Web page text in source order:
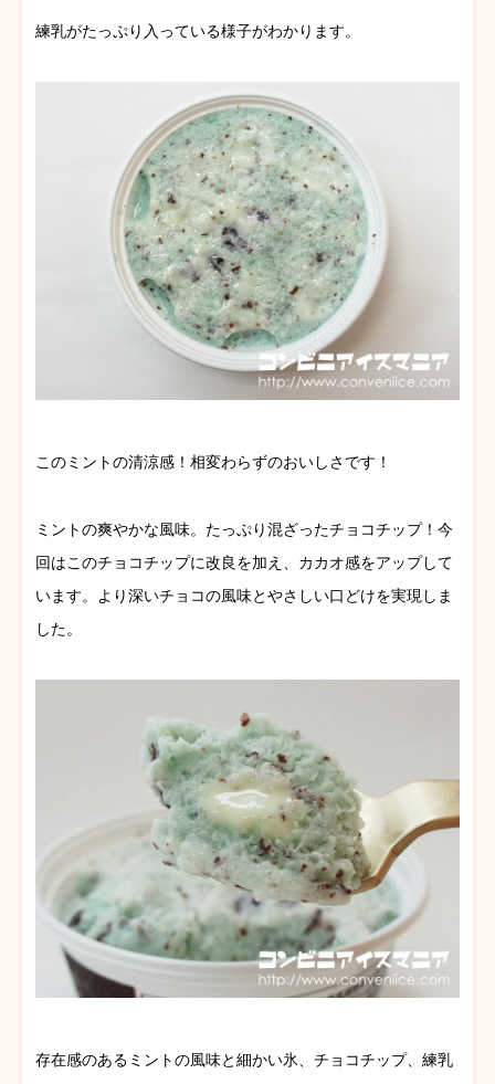
練乳がたっぷり入っている様子がわかります。
このミントの清涼感！相変わらずのおいしさです！
ミントの爽やかな風味。たっぷり混ざったチョコチップ！今
回はこのチョコチップに改良を加え、カカオ感をアップして
います。より深いチョコの風味とやさしい口どけを実現しま
した。
存在感のあるミントの風味と細かい氷、チョコチップ、練乳